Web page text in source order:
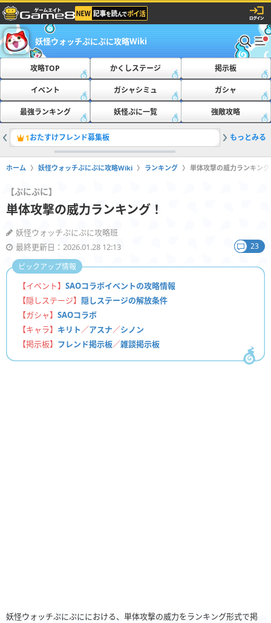
妖怪ウォッチぷにぷに攻略Wiki
攻略TOP かくしステージ 掲示板
イベント ガシャシミュ ガシャ
最強ランキング 妖怪ぷに一覧 強敵攻略
1おたすけフレンド募集板 2ともだ
もっとみる
ホーム 妖怪ウォッチぷにぷに攻略Wiki ランキング 単体攻撃の威力ランキン
【ぷにぷに】
単体攻撃の威力ランキング！
妖怪ウォッチぷにぷに攻略班
最終更新日：2026.01.28 12:13
23
【イベント】 SAOコラボイベントの攻略情報
【隠しステージ】 隠しステージの解放条件
【ガシャ】 SAOコラボ
【キャラ】 キリト／アスナ／シノン
【掲示板】 フレンド掲示板／雑談掲示板
ピックアップ情報
妖怪ウォッチぷにぷににおける、単体攻撃の威力をランキング形式で掲